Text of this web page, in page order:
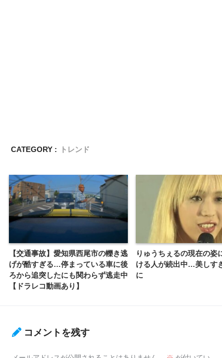
CATEGORY : トレンド
【交通事故】愛知県西尾市の轢き逃
げが酷すぎる…停まっている車に後
ろから追突したにも関わらず逃走中
【ドラレコ動画あり】
りゅうちぇるの現在の姿
ける人が続出中…美しす
に
コメントを残す